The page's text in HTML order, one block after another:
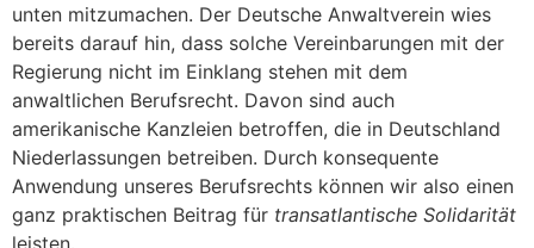
unten mitzumachen. Der Deutsche Anwaltverein wies
bereits darauf hin, dass solche Vereinbarungen mit der
Regierung nicht im Einklang stehen mit dem
anwaltlichen Berufsrecht. Davon sind auch
amerikanische Kanzleien betroffen, die in Deutschland
Niederlassungen betreiben. Durch konsequente
Anwendung unseres Berufsrechts können wir also einen
ganz praktischen Beitrag für transatlantische Solidarität